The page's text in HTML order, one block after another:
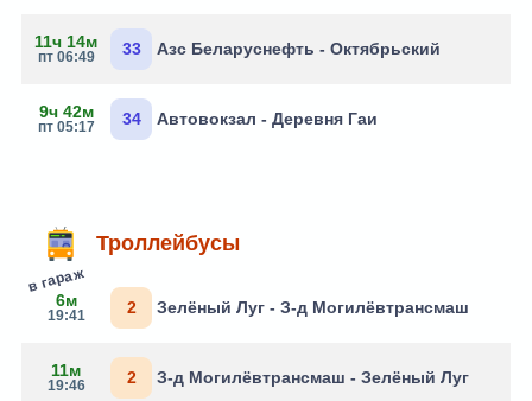
11ч 14м
пт 06:49 33 Азс Беларуснефть - Октябрьский
9ч 42м
пт 05:17 34 Автовокзал - Деревня Гаи
Троллейбусы
6м
19:41
в гараж
2 Зелёный Луг - З-д Могилёвтрансмаш
11м
19:46 2 З-д Могилёвтрансмаш - Зелёный Луг